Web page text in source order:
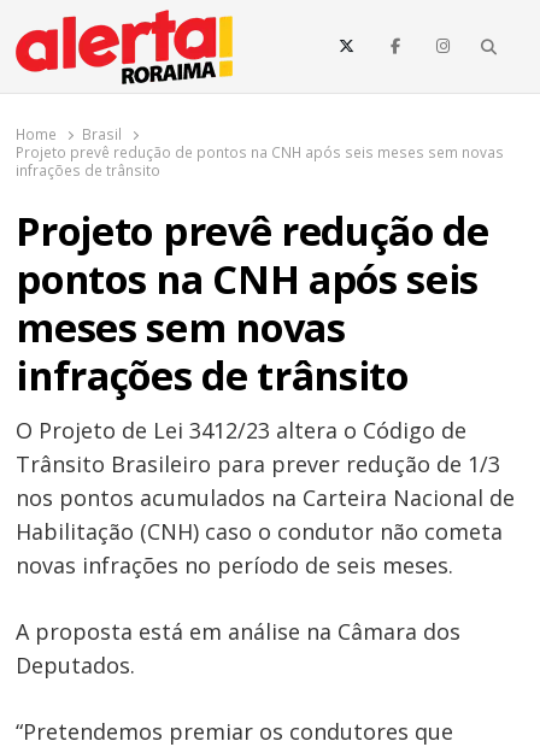
conteúdo
O maior portal de notícias de Roraima
O Alerta Roraima é seu portal de notícias completo sobre política,
Vista e todo o estado de Roraima. Fique sempre informado com
atualizações em tempo real!
Home
Brasil
Projeto prevê redução de pontos na CNH após seis meses sem novas
infrações de trânsito
Projeto prevê redução de
pontos na CNH após seis
meses sem novas
infrações de trânsito
O Projeto de Lei 3412/23 altera o Código de
Trânsito Brasileiro para prever redução de 1/3
nos pontos acumulados na Carteira Nacional de
Habilitação (CNH) caso o condutor não cometa
novas infrações no período de seis meses.
A proposta está em análise na Câmara dos
Deputados.
“Pretendemos premiar os condutores que